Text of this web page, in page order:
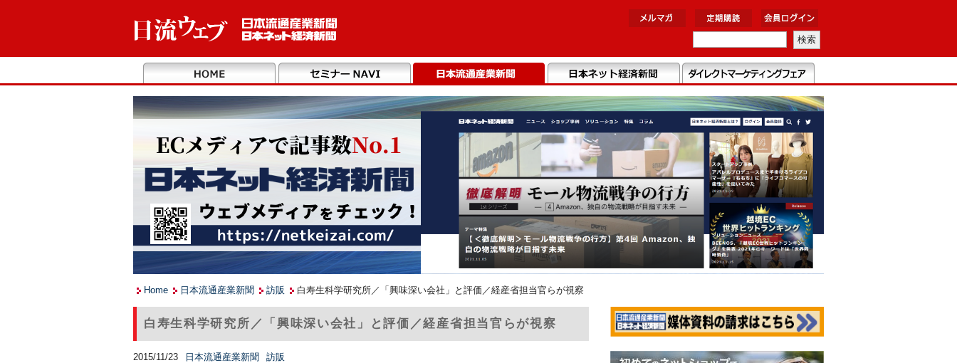
Home 日本流通産業新聞 訪販 白寿生科学研究所／「興味深い会社」と評価／経産省担当官らが視察
白寿生科学研究所／「興味深い会社」と評価／経産省担当官らが視察
2015/11/23 日本流通産業新聞 訪販